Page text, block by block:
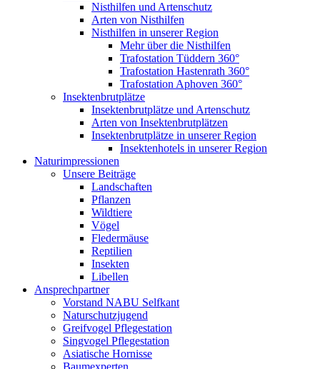
Nisthilfen und Artenschutz
Arten von Nisthilfen
Nisthilfen in unserer Region
Mehr über die Nisthilfen
Trafostation Tüddern 360°
Trafostation Hastenrath 360°
Trafostation Aphoven 360°
Insektenbrutplätze
Insektenbrutplätze und Artenschutz
Arten von Insektenbrutplätzen
Insektenbrutplätze in unserer Region
Insektenhotels in unserer Region
Naturimpressionen
Unsere Beiträge
Landschaften
Pflanzen
Wildtiere
Vögel
Fledermäuse
Reptilien
Insekten
Libellen
Ansprechpartner
Vorstand NABU Selfkant
Naturschutzjugend
Greifvogel Pflegestation
Singvogel Pflegestation
Asiatische Hornisse
Baumexperten